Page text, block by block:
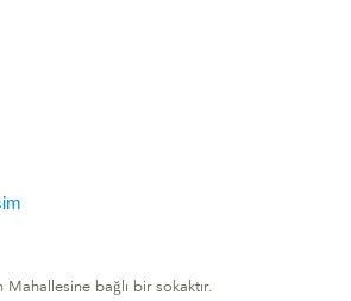
Mahallesine bağlı bir sokaktır.